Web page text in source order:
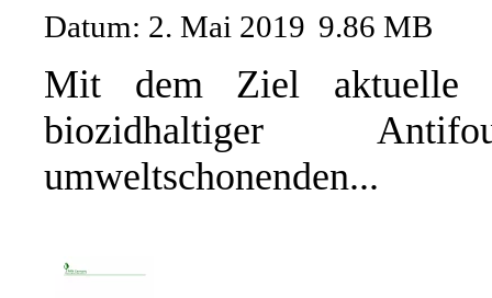
Datum: 2. Mai 2019 9.86 MB
Mit dem Ziel aktuelle
biozidhaltiger
umweltschonenden...